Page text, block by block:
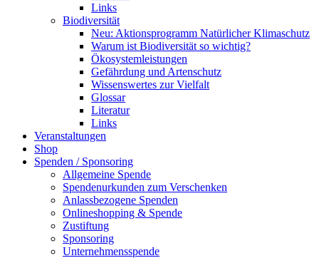
Links
Biodiversität
Neu: Aktionsprogramm Natürlicher Klimaschutz
Warum ist Biodiversität so wichtig?
Ökosystemleistungen
Gefährdung und Artenschutz
Wissenswertes zur Vielfalt
Glossar
Literatur
Links
Veranstaltungen
Shop
Spenden / Sponsoring
Allgemeine Spende
Spendenurkunden zum Verschenken
Anlassbezogene Spenden
Onlineshopping & Spende
Zustiftung
Sponsoring
Unternehmensspende